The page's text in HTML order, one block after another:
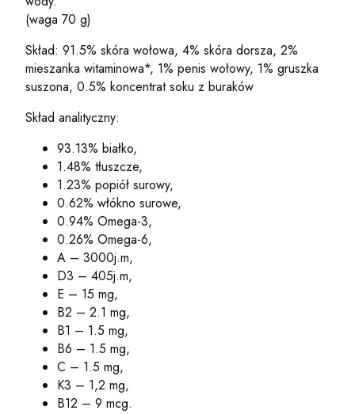
(waga 70 g)
Skład: 91.5% skóra wołowa, 4% skóra dorsza, 2%
mieszanka witaminowa*, 1% penis wołowy, 1% gruszka
suszona, 0.5% koncentrat soku z buraków
Skład analityczny:
93.13% białko,
1.48% tłuszcze,
1.23% popiół surowy,
0.62% włókno surowe,
0.94% Omega-3,
0.26% Omega-6,
A – 3000j.m,
D3 – 405j.m,
E – 15 mg,
B2 – 2.1 mg,
B1 – 1.5 mg,
B6 – 1.5 mg,
C – 1.5 mg,
K3 – 1,2 mg,
B12 – 9 mcg.